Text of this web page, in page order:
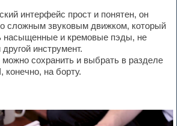
интерфейс прост и понятен, он
сложным звуковым движком, который
насыщенные и кремовые пэды, не
инструмент.
сохранить и выбрать в разделе
конечно, на борту.